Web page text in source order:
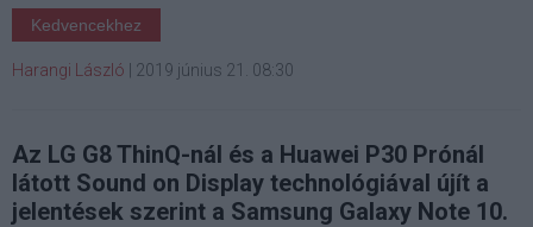
Kedvencekhez
Harangi László 2019 június 21. 08:30
Az LG G8 ThinQ-nál és a Huawei P30 Prónál
látott Sound on Display technológiával újít a
jelentések szerint a Samsung Galaxy Note 10.